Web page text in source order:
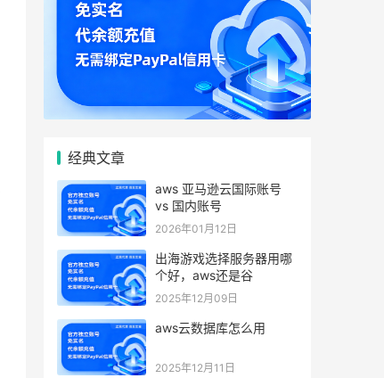
经典文章
aws 亚马逊云国际账号
vs 国内账号
2026年01月12日
出海游戏选择服务器用哪
个好，aws还是谷
2025年12月09日
aws云数据库怎么用
2025年12月11日